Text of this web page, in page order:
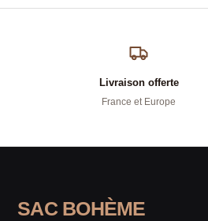
Livraison offerte
France et Europe
SAC BOHÈME